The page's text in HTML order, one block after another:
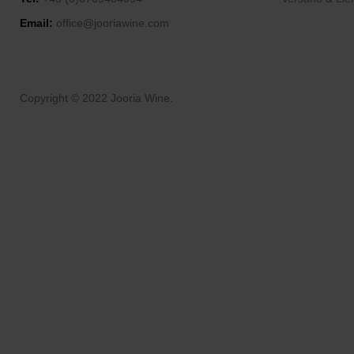
Email: office@jooriawine.com
Copyright © 2022 Jooria Wine.